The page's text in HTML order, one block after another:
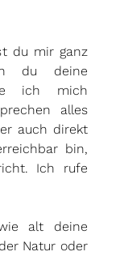
du mir ganz
du deine
ich mich
alles
auch direkt
bin,
Ich rufe
alt deine
Natur oder